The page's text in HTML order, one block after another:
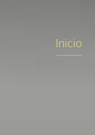
Inicio